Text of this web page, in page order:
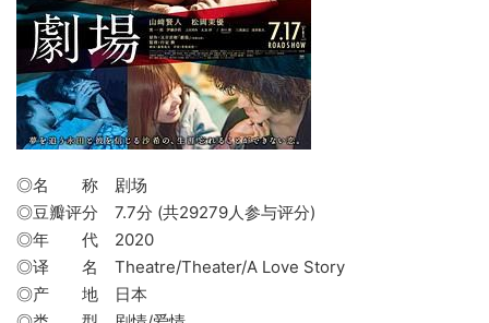
◎名 称 剧场
◎豆瓣评分 7.7分 (共29279人参与评分)
◎年 代 2020
◎译 名 Theatre/Theater/A Love Story
◎产 地 日本